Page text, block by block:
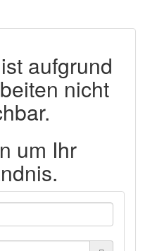
aufgrund
nicht
um Ihr